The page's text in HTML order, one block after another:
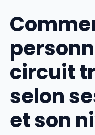
circuit
selon
et son